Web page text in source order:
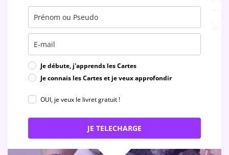
Je débute, j'apprends les Cartes
Je connais les Cartes et je veux approfondir
OUI, je veux le livret gratuit !
JE TELECHARGE